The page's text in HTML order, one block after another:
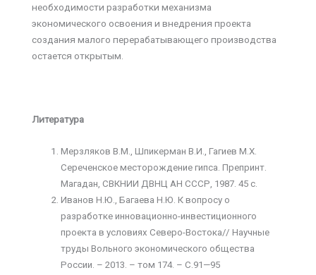
необходимости разработки механизма
экономического освоения и внедрения проекта
создания малого перерабатывающего производства
остается открытым.
Литература
Мерзляков В.М., Шпикерман В.И., Гагиев М.Х.
Сереченское месторождение гипса. Препринт.
Магадан, СВКНИИ ДВНЦ АН СССР, 1987. 45 с.
Иванов Н.Ю., Багаева Н.Ю. К вопросу о
разработке инновационно-инвестиционного
проекта в условиях Северо-Востока// Научные
труды Вольного экономического общества
России. – 2013. – том 174. – С.91—95